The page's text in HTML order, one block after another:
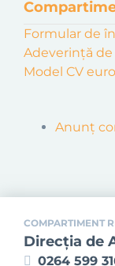
Formular de
Adeverință
Model CV
Anunț
COMPARTIMENT
Direcţia de
0264 599